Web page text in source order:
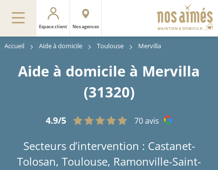
Espace client Nos agences
Accueil Aide à domicile Toulouse Mervilla
Aide à domicile à Mervilla
(31320)
4.9/5 70 avis
Secteurs d’intervention : Castanet-
Tolosan, Toulouse, Ramonville-Saint-